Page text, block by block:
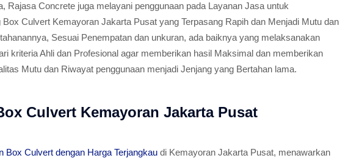
Rajasa Concrete juga melayani penggunaan pada Layanan Jasa untuk
Culvert Kemayoran Jakarta Pusat yang Terpasang Rapih dan Menjadi Mutu dan
Sesuai Penempatan dan unkuran, ada baiknya yang melaksanakan
kriteria Ahli dan Profesional agar memberikan hasil Maksimal dan memberikan
Mutu dan Riwayat penggunaan menjadi Jenjang yang Bertahan lama.
Culvert Kemayoran Jakarta Pusat
Box Culvert dengan Harga Terjangkau di Kemayoran Jakarta Pusat, menawarkan